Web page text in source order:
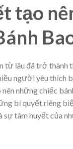
tạo
từ lâu đã trở thành
người yêu thích
những chiếc
bí quyết riêng
sự tâm huyết của